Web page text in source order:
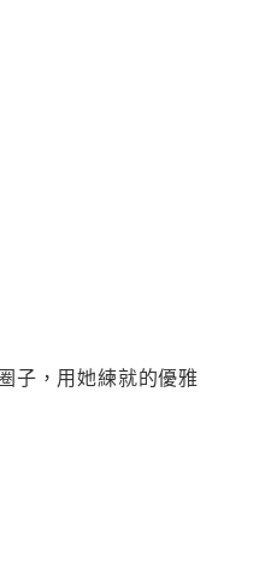
子，用她練就的優雅